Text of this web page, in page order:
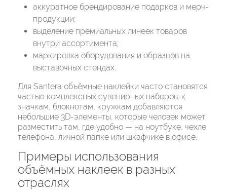
аккуратное брендирование подарков и мерч-
продукции;
выделение премиальных линеек товаров
внутри ассортимента;
маркировка оборудования и образцов на
выставочных стендах.
Для Santera объёмные наклейки часто становятся
частью комплексных сувенирных наборов: к
значкам, блокнотам, кружкам добавляются
небольшие 3D-элементы, которые человек может
разместить там, где удобно — на ноутбуке, чехле
телефона, личной папке или шкафчике в офисе.
Примеры использования
объёмных наклеек в разных
отраслях